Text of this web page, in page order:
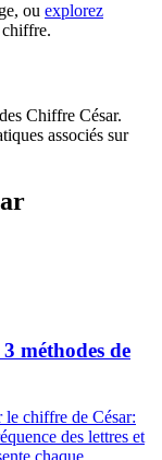
ou explorez
Chiffre César.
associés sur
méthodes de
le chiffre de César:
des lettres et
chaque